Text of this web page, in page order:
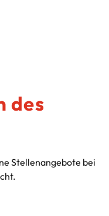
des
Stellenangebote bei